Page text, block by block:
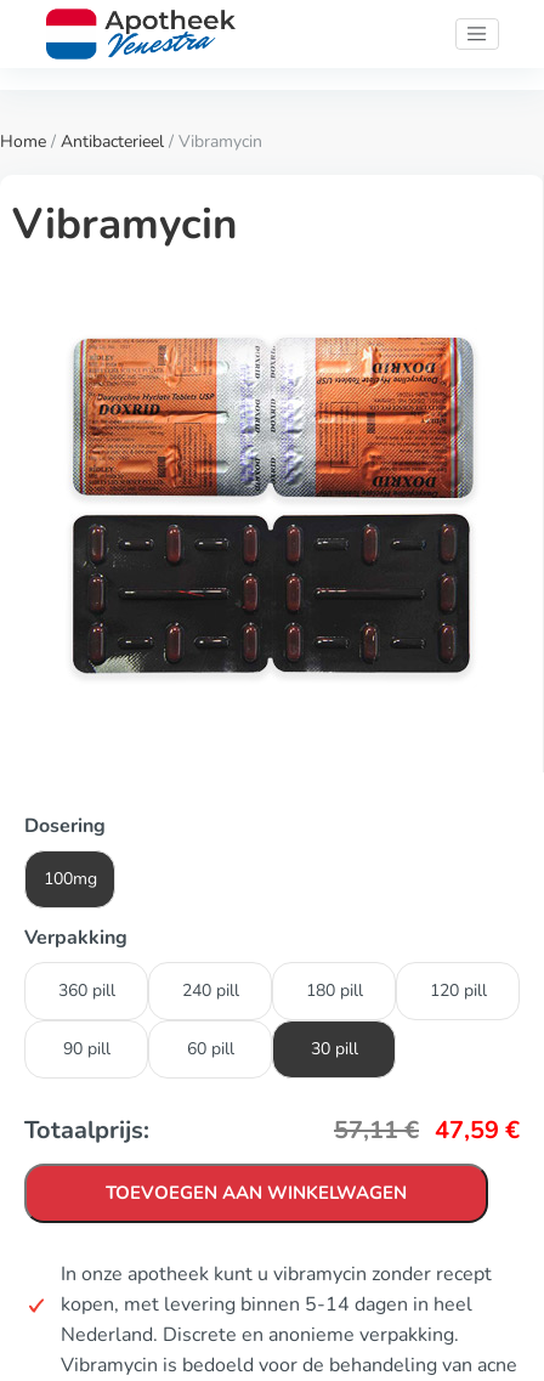
Home / Antibacterieel / Vibramycin
Vibramycin
Dosering
100mg
Verpakking
360 pill 240 pill 180 pill 120 pill
90 pill 60 pill 30 pill
Totaalprijs: 57,11€ 47,59 €
TOEVOEGEN AAN WINKELWAGEN
In onze apotheek kunt u vibramycin zonder recept
kopen, met levering binnen 5-14 dagen in heel
Nederland. Discrete en anonieme verpakking.
Vibramycin is bedoeld voor de behandeling van acne